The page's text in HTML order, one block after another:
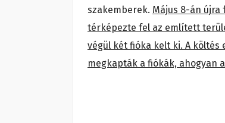
szakemberek. Május 8-án újra
térképezte fel az említett
végül két fióka kelt ki. A
megkapták a fiókák, ahogyan